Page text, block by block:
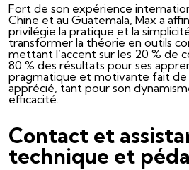
Fort de son expérience
Chine et au Guatemala, Max a
privilégie la pratique et la
transformer la théorie en outils
mettant l’accent sur les 20 % de
80 % des résultats pour ses
pragmatique et motivante fait
apprécié, tant pour son
efficacité.
Contact et
technique et